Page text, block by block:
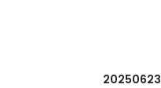
20250623